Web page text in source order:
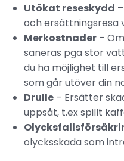
Utökat reseskydd
och ersättningsresa
Merkostnader –
saneras pga stor
du ha möjlighet till
som går utöver din
Drulle – Ersätter
uppsåt, t.ex spillt
olycksskada som